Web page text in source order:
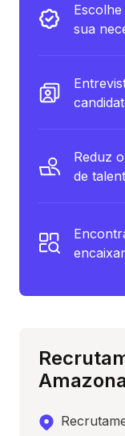
sua
Reduz
de